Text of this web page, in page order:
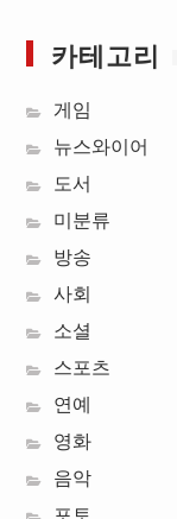
카테고리
게임
뉴스와이어
도서
미분류
방송
사회
소셜
스포츠
연예
영화
음악